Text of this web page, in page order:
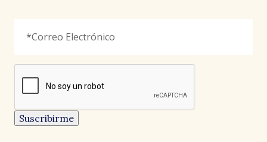
señala
campo
un
campo
de
Electrónico *
reCAPTCHA
Suscribirme